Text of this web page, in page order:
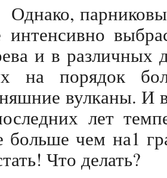
интенсивно
и в различных
на порядок
вулканы. И
лет
больше чем на1
Что делать?